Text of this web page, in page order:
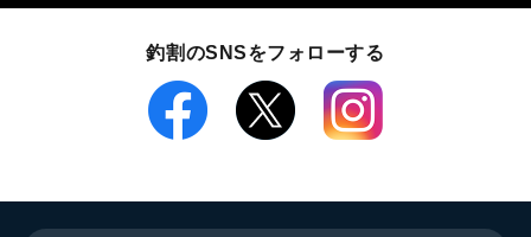
釣割のSNSをフォローする